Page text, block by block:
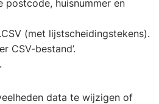
postcode, huisnummer en
(met lijstscheidingstekens).
CSV-bestand’.
data te wijzigen of